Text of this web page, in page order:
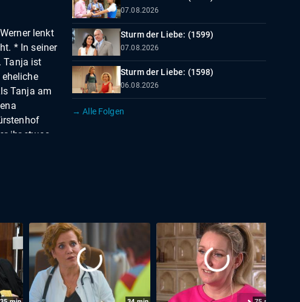
lenkt
* In seiner
Tanja ist
Tanja am
ihr etwas
den
einer Kette
Doris
zu ihrem
André
07.08.2026
Sturm der Liebe: (1599)
07.08.2026
Sturm der Liebe: (1598)
06.08.2026
→ Alle Folgen